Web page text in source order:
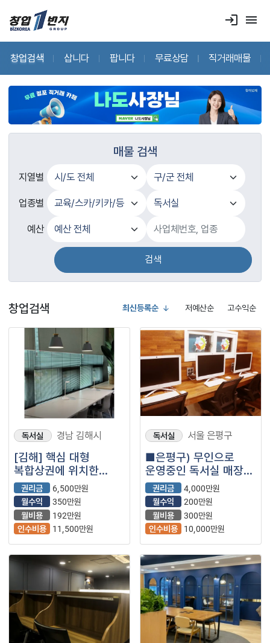
login menu
창업검색 삽니다 팝니다 무료상담 직거래매물
매물 검색
지열별
업종별
예산
검색
창업검색 최신등록순 저예산순 고수익순
독서실 경남 김해시
[김해] 핵심 대형
복합상권에 위치한
독서실 양도양수 창업
권리금
6,500만원
월수익
350만원
월비용
192만원
인수비용
11,500만원
독서실 서울 은평구
■은평구) 무인으로
운영중인 독서실 매장을
소개합니다.■
권리금
4,000만원
월수익
200만원
월비용
300만원
인수비용
10,000만원